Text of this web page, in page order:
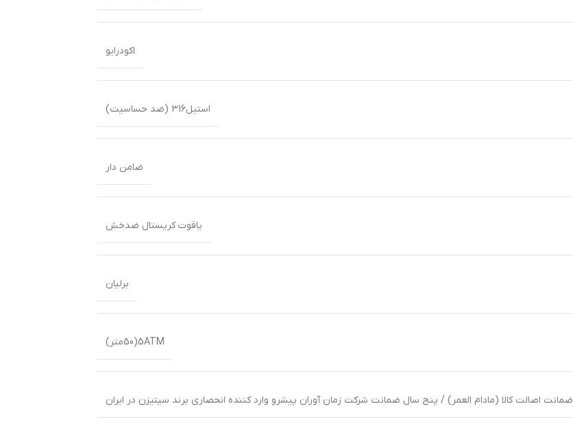
اکودرایو
استیل316 (ضد حساسیت)
ضامن دار
یاقوت کریستال ضدخش
برلیان
5ATM(50متر)
ضمانت اصالت کالا (مادام العمر) / پنج سال ضمانت شرکت زمان آوران پیشرو وارد کننده انحصاری برند سیتیزن در ایران